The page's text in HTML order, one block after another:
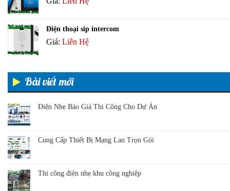
Điện thoại sip intercom
Giá: Liên Hệ
Bài viết mới
Điện Nhẹ Báo Giá Thi Công Cho Dự Án
Cung Cấp Thiết Bị Mạng Lan Trọn Gói
Thi công điện nhẹ khu công nghiệp